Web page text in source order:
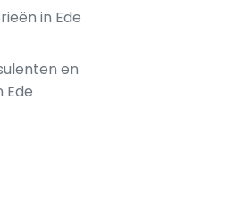
in Ede
en
Ede